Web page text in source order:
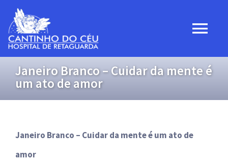
para
conteúdo
Home
Institucional
Projetos
Janeiro Branco – Cuidar da mente é
um ato de amor
Janeiro Branco – Cuidar da mente é um ato de
amor